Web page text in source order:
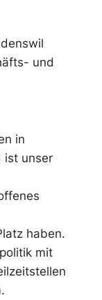
und
in
ist unser
haben.
mit